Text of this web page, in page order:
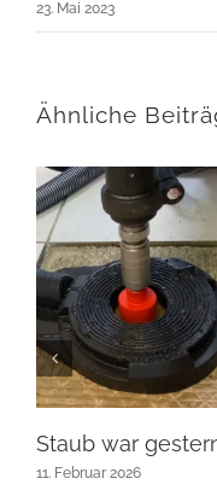
23. Mai 2023
Ähnliche
Staub war
11. Februar 2026